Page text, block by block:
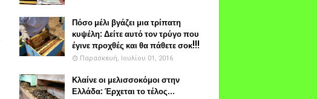
Πόσο μέλι βγάζει μια τρίπατη
κυψέλη: Δείτε αυτό τον τρύγο που
έγινε προχθές και θα πάθετε σοκ!!!
Παρασκευή, Ιουλίου 01, 2016
Κλαίνε οι μελισσοκόμοι στην
Ελλάδα: Έρχεται το τέλος...